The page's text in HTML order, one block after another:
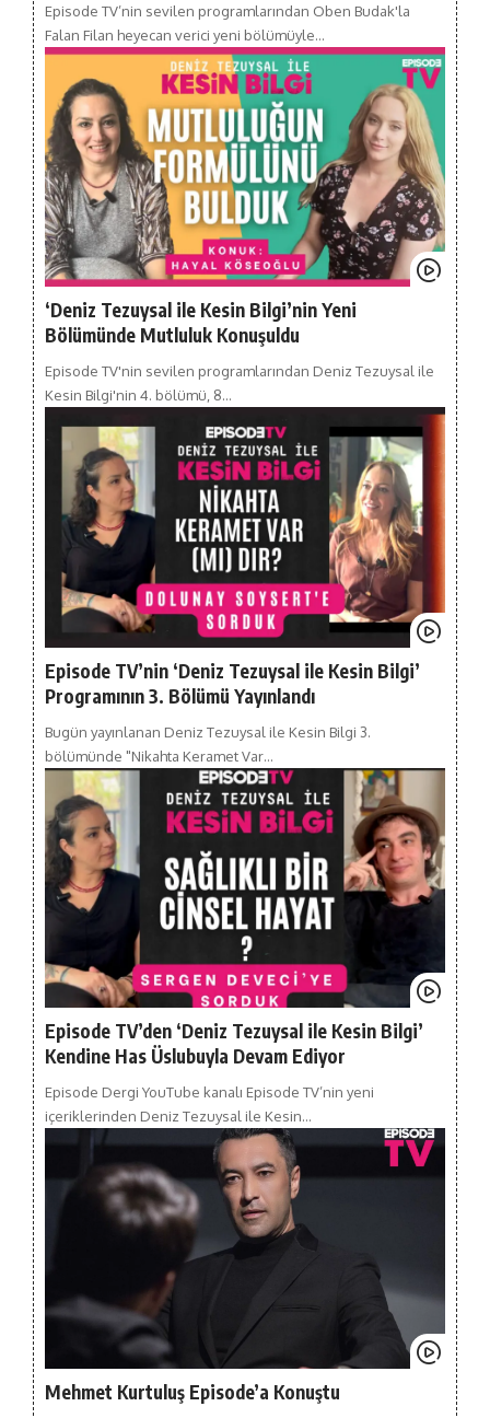
Episode TV’nin sevilen programlarından Oben Budak'la
Falan Filan heyecan verici yeni bölümüyle…
‘Deniz Tezuysal ile Kesin Bilgi’nin Yeni
Bölümünde Mutluluk Konuşuldu
Episode TV'nin sevilen programlarından Deniz Tezuysal ile
Kesin Bilgi'nin 4. bölümü, 8…
Episode TV’nin ‘Deniz Tezuysal ile Kesin Bilgi’
Programının 3. Bölümü Yayınlandı
Bugün yayınlanan Deniz Tezuysal ile Kesin Bilgi 3.
bölümünde "Nikahta Keramet Var…
Episode TV’den ‘Deniz Tezuysal ile Kesin Bilgi’
Kendine Has Üslubuyla Devam Ediyor
Episode Dergi YouTube kanalı Episode TV’nin yeni
içeriklerinden Deniz Tezuysal ile Kesin…
Mehmet Kurtuluş Episode’a Konuştu